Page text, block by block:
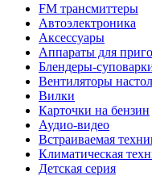
FM трансмиттеры
Автоэлектроника
Аксессуары
Аппараты для
Блендеры-
Вентиляторы
Вилки
Карточки на бензин
Аудио-видео
Встраиваемая
Климатическая
Детская серия